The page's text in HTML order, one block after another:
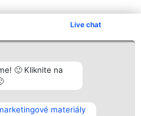
Live chat
🙂 Kliknite na
materiály
Kontakt
Kontakt